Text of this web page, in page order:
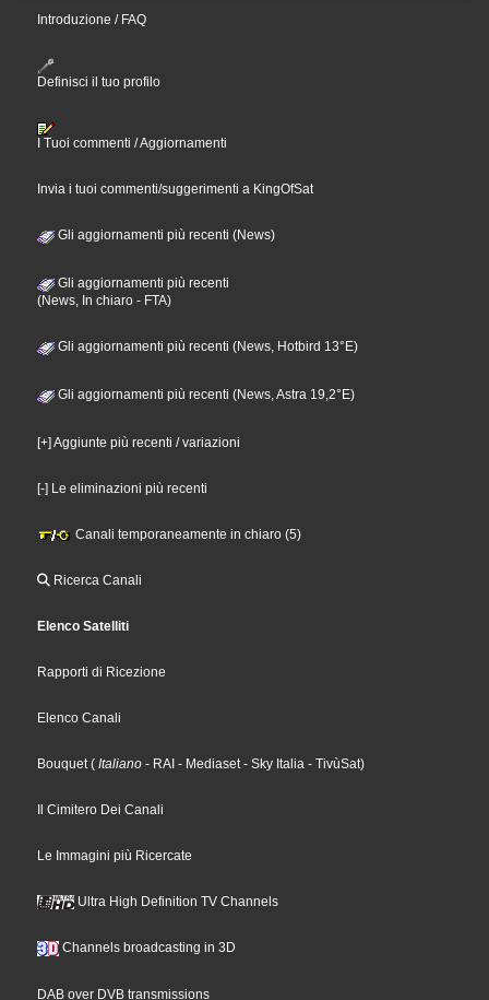
Introduzione / FAQ
Definisci il tuo profilo
I Tuoi commenti / Aggiornamenti
Invia i tuoi commenti/suggerimenti a KingOfSat
Gli aggiornamenti più recenti (News)
Gli aggiornamenti più recenti
(News, In chiaro - FTA)
Gli aggiornamenti più recenti (News, Hotbird 13°E)
Gli aggiornamenti più recenti (News, Astra 19,2°E)
[+] Aggiunte più recenti / variazioni
[-] Le eliminazioni più recenti
Canali temporaneamente in chiaro (5)
Ricerca Canali
Elenco Satelliti
Rapporti di Ricezione
Elenco Canali
Bouquet( Italiano - RAI - Mediaset- Sky Italia - TivùSat)
Il Cimitero Dei Canali
Le Immagini più Ricercate
Ultra High Definition TV Channels
Channels broadcasting in 3D
DAB over DVB transmissions